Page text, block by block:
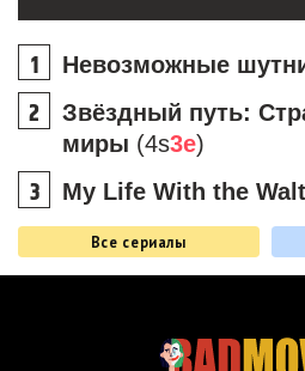
Невозможные
Звёздный путь:
миры (4s3e)
My Life With the
Все сериалы